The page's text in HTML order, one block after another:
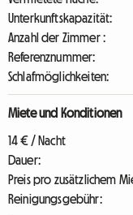
Unterkunftskapazität:
Anzahl der Zimmer :
Referenznummer:
Schlafmöglichkeiten:
Miete und Konditionen
14 € / Nacht
Dauer:
Preis pro zusätzlichem
Reinigungsgebühr: